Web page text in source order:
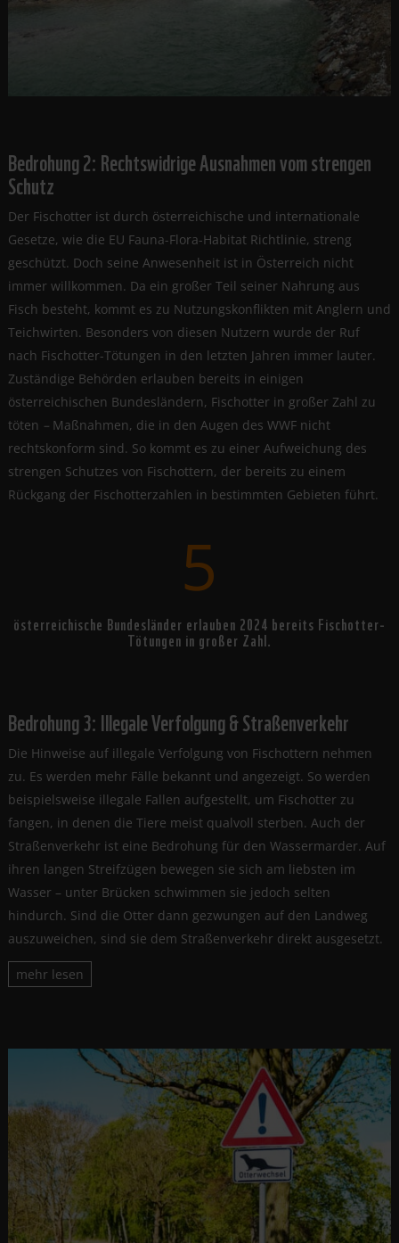
Bedrohung 2: Rechtswidrige Ausnahmen vom strengen
Schutz
Der Fischotter ist durch österreichische und internationale
Gesetze, wie die EU Fauna-Flora-Habitat Richtlinie, streng
geschützt. Doch seine Anwesenheit ist in Österreich nicht
immer willkommen. Da ein großer Teil seiner Nahrung aus
Fisch besteht, kommt es zu Nutzungskonflikten mit Anglern und
Teichwirten. Besonders von diesen Nutzern wurde der Ruf
nach Fischotter-Tötungen in den letzten Jahren immer lauter.
Zuständige Behörden erlauben bereits in einigen
österreichischen Bundesländern, Fischotter in großer Zahl zu
töten – Maßnahmen, die in den Augen des WWF nicht
rechtskonform sind. So kommt es zu einer Aufweichung des
strengen Schutzes von Fischottern, der bereits zu einem
Rückgang der Fischotterzahlen in bestimmten Gebieten führt.
5
österreichische Bundesländer erlauben 2024 bereits Fischotter-
Tötungen in großer Zahl.
Bedrohung 3: Illegale Verfolgung & Straßenverkehr
Die Hinweise auf illegale Verfolgung von Fischottern nehmen
zu. Es werden mehr Fälle bekannt und angezeigt. So werden
beispielsweise illegale Fallen aufgestellt, um Fischotter zu
fangen, in denen die Tiere meist qualvoll sterben. Auch der
Straßenverkehr ist eine Bedrohung für den Wassermarder. Auf
ihren langen Streifzügen bewegen sie sich am liebsten im
Wasser – unter Brücken schwimmen sie jedoch selten
hindurch. Sind die Otter dann gezwungen auf den Landweg
auszuweichen, sind sie dem Straßenverkehr direkt ausgesetzt.
mehr lesen